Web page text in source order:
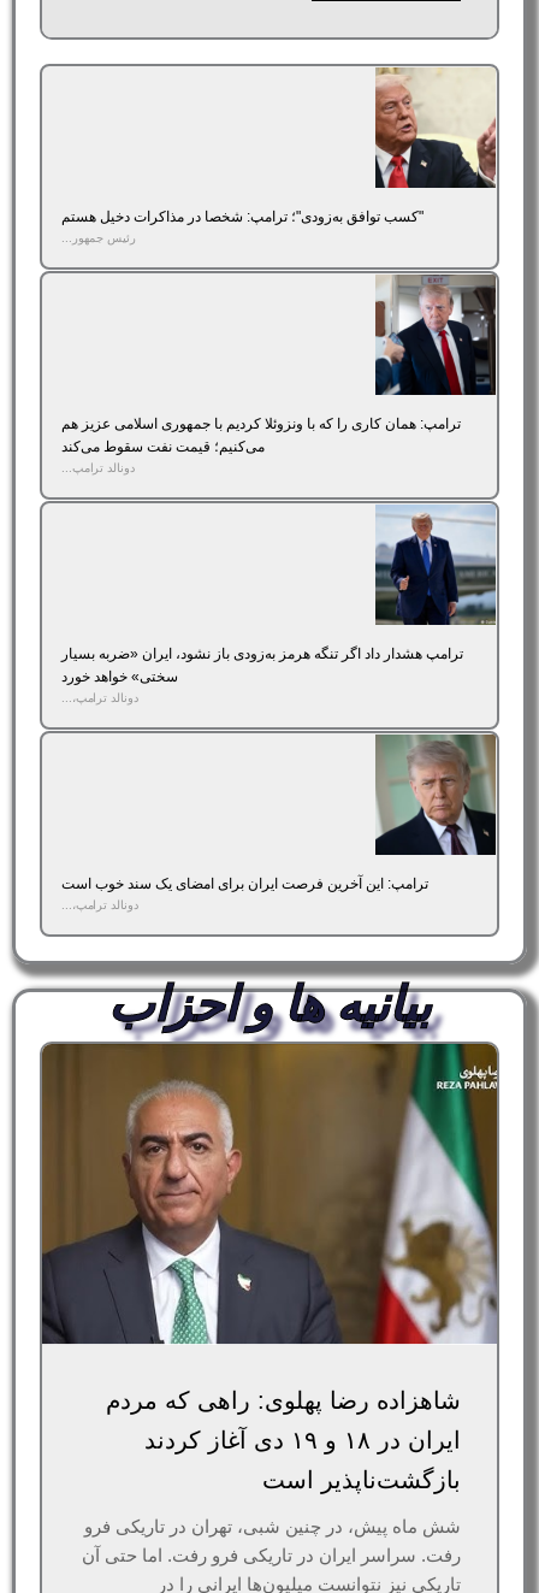
"کسب توافق به‌زودی"؛ ترامپ: شخصا در مذاکرات دخیل هستم
رئیس جمهور...
ترامپ: همان کاری را که با ونزوئلا کردیم با جمهوری اسلامی عزیز هم
می‌کنیم؛ قیمت نفت سقوط می‌کند
دونالد ترامپ...
ترامپ هشدار داد اگر تنگه هرمز به‌زودی باز نشود، ایران «ضربه بسیار
سختی» خواهد خورد
دونالد ترامپ،...
ترامپ: این آخرین فرصت ایران برای امضای یک سند خوب است
دونالد ترامپ،...
بیانیه ها و احزاب
شاهزاده رضا پهلوی: راهی که مردم
ایران در ۱۸ و ۱۹ دی آغاز کردند
بازگشت‌ناپذیر است
شش ماه پیش، در چنین شبی، تهران در تاریکی فرو
رفت. سراسر ایران در تاریکی فرو رفت. اما حتی آن
تاریکی نیز نتوانست میلیون‌ها ایرانی را در